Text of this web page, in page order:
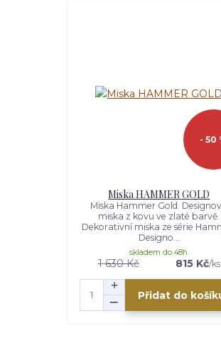
- 50
Miska HAMMER GOLD
Miska Hammer Gold.
miska z kovu ve zlaté barvě.
Dekorativní miska ze série
Designo...
1 630 Kč 815 Kč/ks
skladem do 48h.
Přidat do